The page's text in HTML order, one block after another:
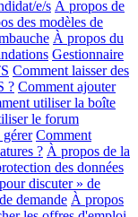
e/s À propos de
des modèles de
À propos du
Gestionnaire
Comment laisser des
? Comment ajouter
utiliser la boîte
le forum
Comment
? À propos de la
des données
discuter » de
demande À propos